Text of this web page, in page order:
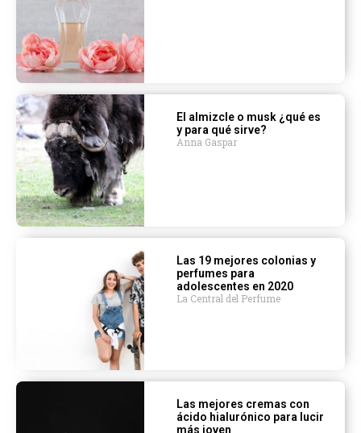
El almizcle o musk ¿qué es
y para qué sirve?
Anna Gaspar
Las 19 mejores colonias y
perfumes para
adolescentes en 2020
La Central del Perfume
Las mejores cremas con
ácido hialurónico para lucir
más joven